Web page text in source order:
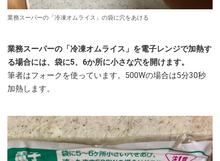
業務スーパーの「冷凍オムライス」の袋に穴をあける
業務スーパーの「冷凍オムライス」を電子レンジで加熱す
る場合には、袋に5、6か所に小さな穴を開けます。
筆者はフォークを使っています。500Wの場合は5分30秒
加熱します。